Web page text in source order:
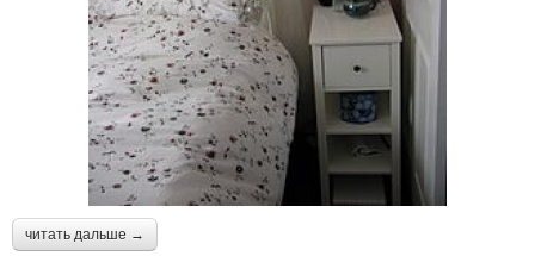
читать дальше →